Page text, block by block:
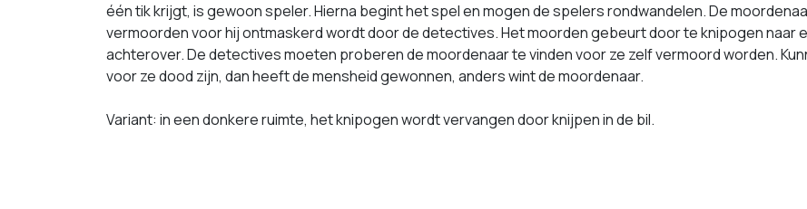
één tik krijgt, is gewoon speler. Hierna begint het spel en mogen de spelers rondwandelen. De
vermoorden voor hij ontmaskerd wordt door de detectives. Het moorden gebeurt door te knipogen naar
achterover. De detectives moeten proberen de moordenaar te vinden voor ze zelf vermoord worden.
voor ze dood zijn, dan heeft de mensheid gewonnen, anders wint de moordenaar.
Variant: in een donkere ruimte, het knipogen wordt vervangen door knijpen in de bil.